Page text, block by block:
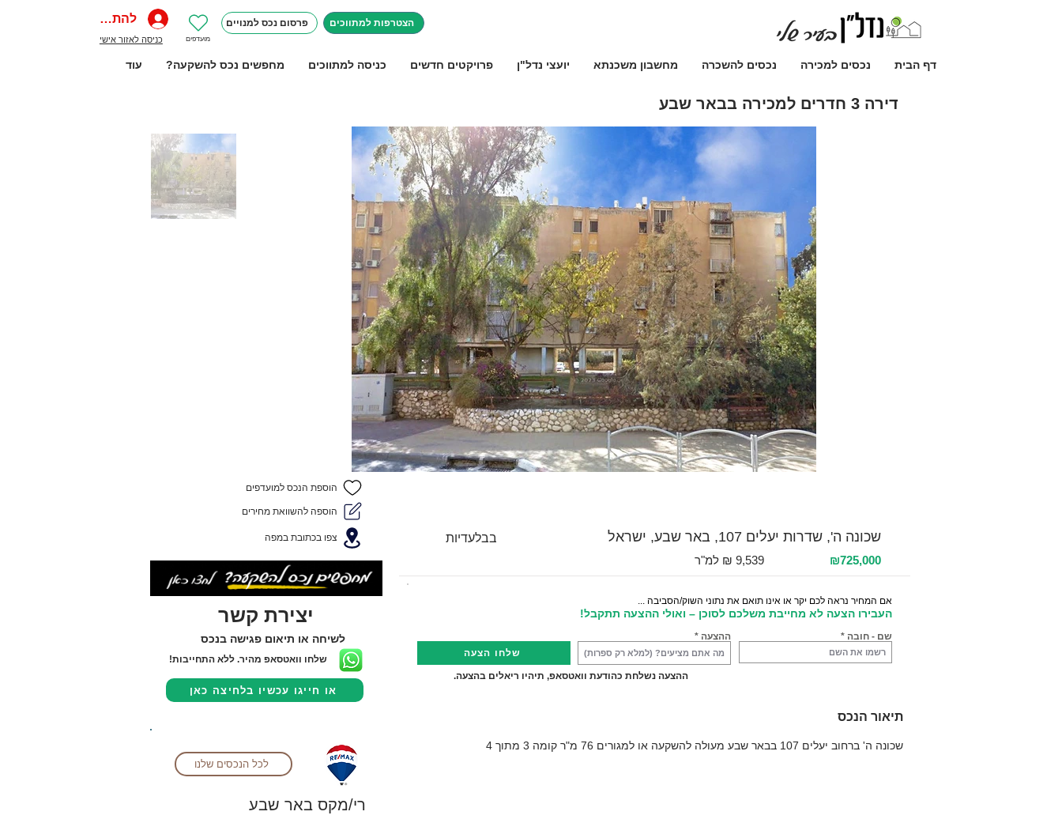
להתחברות
כניסה לאזור אישי מועדפים
פרסום נכס למנויים הצטרפות למתווכים
דף הבית נכסים למכירה נכסים להשכרה מחשבון משכנתא יועצי נדל"ן פרויקטים חדשים כניסה למתווכים מחפשים נכס להשקעה? עוד
דירה 3 חדרים למכירה בבאר שבע
הוספת הנכס למועדפים
הוספה להשוואת מחירים
צפו בכתובת במפה
יצירת קשר
לשיחה או תיאום פגישה בנכס
שלחו וואטסאפ מהיר. ללא התחייבות!
או חייגו עכשיו בלחיצה כאן
לכל הנכסים שלנו
רי/מקס באר שבע
בבלעדיות שכונה ה', שדרות יעלים 107, באר שבע, ישראל
₪725,000
תיאור הנכס
שכונה ה' ברחוב יעלים 107 בבאר שבע מעולה להשקעה או למגורים 76 מ"ר קומה 3 מתוך 4
אם המחיר נראה לכם יקר או אינו תואם את נתוני השוק/הסביבה ...
העבירו הצעה לא מחייבת משלכם לסוכן – ואולי ההצעה תתקבל!
שלחו הצעה
ההצעה שם - חובה
ההצעה נשלחת כהודעת וואטסאפ, תיהיו ריאלים בהצעה.